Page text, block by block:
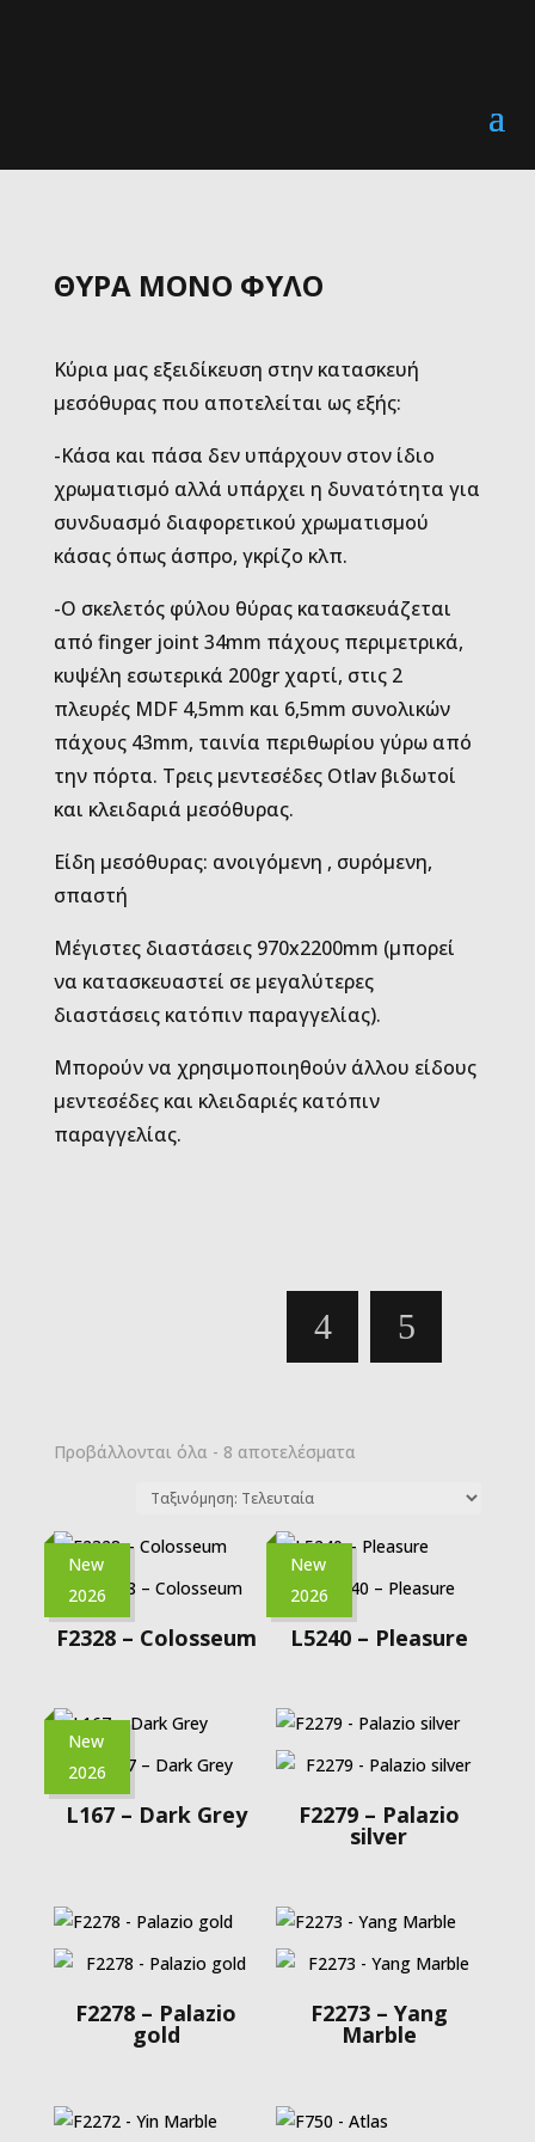
ΘΥΡΑ ΜΟΝΟ ΦΥΛΟ
Κύρια μας εξειδίκευση στην κατασκευή
μεσόθυρας που αποτελείται ως εξής:
-Κάσα και πάσα δεν υπάρχουν στον ίδιο
χρωματισμό αλλά υπάρχει η δυνατότητα για
συνδυασμό διαφορετικού χρωματισμού
κάσας όπως άσπρο, γκρίζο κλπ.
-Ο σκελετός φύλου θύρας κατασκευάζεται
από finger joint 34mm πάχους περιμετρικά,
κυψέλη εσωτερικά 200gr χαρτί, στις 2
πλευρές MDF 4,5mm και 6,5mm συνολικών
πάχους 43mm, ταινία περιθωρίου γύρω από
την πόρτα. Τρεις μεντεσέδες Otlav βιδωτοί
και κλειδαριά μεσόθυρας.
Είδη μεσόθυρας: ανοιγόμενη , συρόμενη,
σπαστή
Μέγιστες διαστάσεις 970x2200mm (μπορεί
να κατασκευαστεί σε μεγαλύτερες
διαστάσεις κατόπιν παραγγελίας).
Μπορούν να χρησιμοποιηθούν άλλου είδους
μεντεσέδες και κλειδαριές κατόπιν
παραγγελίας.
Προβάλλονται όλα - 8 αποτελέσματαSorted
New
2026
F2328 – Colosseum
New
2026
L5240 – Pleasure
New
2026
L167 – Dark Grey F2279 – Palazio
silver
F2278 – Palazio
gold
F2273 – Yang
Marble